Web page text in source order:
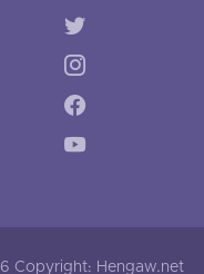
Copyright: Hengaw.net